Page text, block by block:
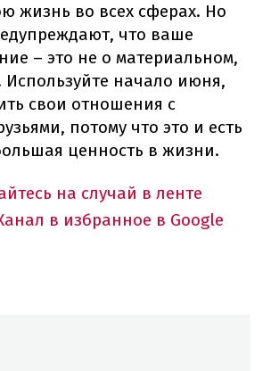
жизнь во всех сферах. Но
что ваше
– это не о материальном,
Используйте начало июня,
свои отношения с
потому что это и есть
ценность в жизни.
на случай в ленте
в избранное в Google